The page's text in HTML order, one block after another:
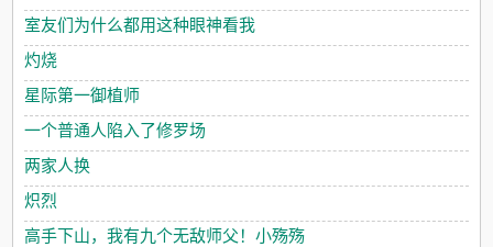
室友们为什么都用这种眼神看我
灼烧
星际第一御植师
一个普通人陷入了修罗场
两家人换
炽烈
高手下山，我有九个无敌师父！小殇殇